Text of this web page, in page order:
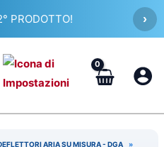
PRODOTTO! ›
ARIA SU MISURA - DGA
»